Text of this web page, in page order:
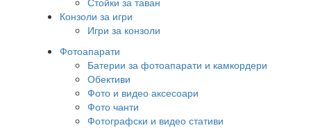
Конзоли за игри
Игри за конзоли
Фотоапарати
Батерии за фотоапарати и камкордери
Обективи
Фото и видео аксесоари
Фото чанти
Фотографски и видео стативи